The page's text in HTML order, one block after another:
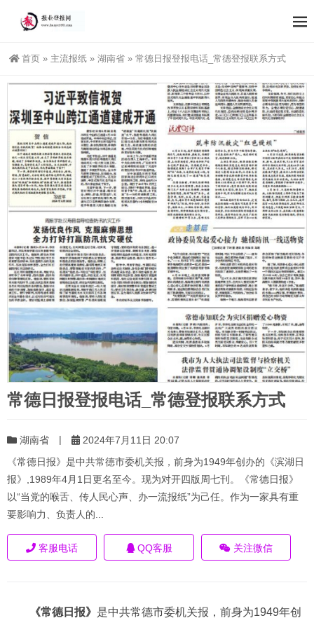
首页 » 主流报纸 » 湖南省 » 常德日报登报电话_常德登报联系方式
常德日报登报电话_常德登报联系方式
湖南省 |
2024年7月11日 20:07
《常德日报》是中共常德市委机关报，前身为1949年创办的《滨湖日
报》,1989年4月1日更名至今。现为对开四版周七刊。《常德日报》
以“当党的喉舌、传人民心声、办一流报纸”为己任。作为一家具有重
要影响力、负责人的...
客服电话 QQ客服 关注微信
《常德日报》 是中共常德市委机关报，前身为1949年创